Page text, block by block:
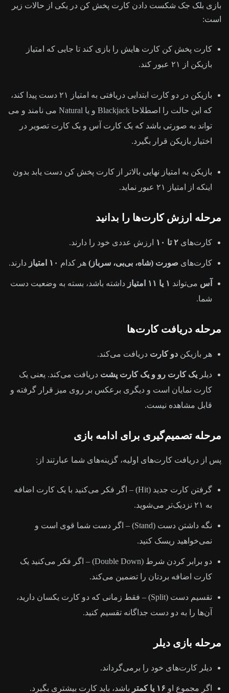
بازی بلک جک شکست دادن کارت پخش کن در یکی از حالات زیر
است:
کارت پخش کن کارت هایش را بازی کند تا جایی که امتیاز
بازیکن از ۲۱ عبور کند.
بازیکن در دو کارت ابتدایی دریافتی به امتیاز ۲۱ دست پیدا کند،
که این حالت را اصطلاحا Blackjack و یا Natural می نامند و می
تواند به صورتی باشد که یک کارت آس و یک کارت تصویر در
اختیار بازیکن قرار بگیرد.
بازیکن به امتیاز نهایی بالاتر از کارت پخش کن دست یابد بدون
اینکه از امتیاز ۲۱ عبور نماید.
مرحله ارزش کارت‌ها را بدانید
کارت‌های ۲ تا ۱۰ ارزش عددی خود را دارند.
کارت‌های صورت (شاه، بی‌بی، سرباز) هر کدام ۱۰ امتیاز دارند.
آس می‌تواند ۱ یا ۱۱ امتیاز
داشته باشد، بسته به وضعیت دست
شما.
مرحله دریافت کارت‌ها
هر بازیکن دو کارت دریافت می‌کند.
دیلر یک کارت رو و یک کارت پشت دریافت می‌کند. یعنی یک
کارت نمایان است و دیگری برعکس بر روی میز قرار گرفته و
قابل مشاهده نیست.
مرحله تصمیم‌گیری برای ادامه بازی
پس از دریافت کارت‌های اولیه، گزینه‌های شما عبارتند از:
گرفتن کارت جدید (Hit) – اگر فکر می‌کنید با یک کارت اضافه
به ۲۱ نزدیک‌تر می‌شوید.
نگه داشتن دست (Stand) – اگر دست شما قوی است و
نمی‌خواهید ریسک کنید.
دو برابر کردن شرط (Double Down) – اگر فکر می‌کنید یک
کارت اضافه بردتان را تضمین می‌کند.
تقسیم دست (Split) – فقط زمانی که دو کارت یکسان دارید،
آن‌ها را به دو دست جداگانه تقسیم کنید.
مرحله بازی دیلر
دیلر کارت‌های خود را برمی‌گرداند.
اگر مجموع او ۱۶ یا کمتر باشد، باید کارت بیشتری بگیرد.